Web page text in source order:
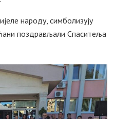
народу, симболизују
поздрављали Спаситеља